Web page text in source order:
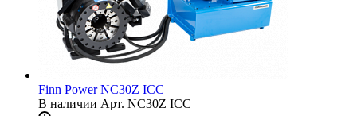
Finn Power NC30Z ICC
В наличии Арт. NC30Z ICC